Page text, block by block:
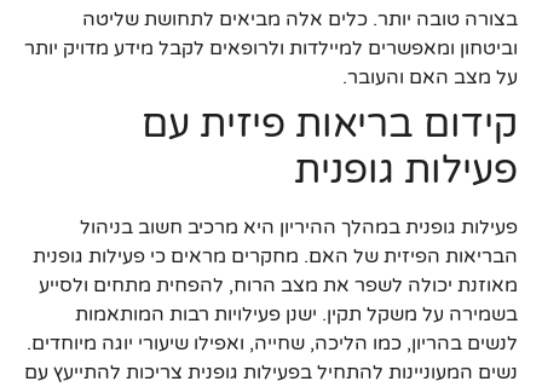
בצורה טובה יותר. כלים אלה מביאים לתחושת שליטה
וביטחון ומאפשרים למיילדות ולרופאים לקבל מידע מדויק יותר
על מצב האם והעובר.
קידום בריאות פיזית עם
פעילות גופנית
פעילות גופנית במהלך ההיריון היא מרכיב חשוב בניהול
הבריאות הפיזית של האם. מחקרים מראים כי פעילות גופנית
מאוזנת יכולה לשפר את מצב הרוח, להפחית מתחים ולסייע
בשמירה על משקל תקין. ישנן פעילויות רבות המותאמות
לנשים בהריון, כמו הליכה, שחייה, ואפילו שיעורי יוגה מיוחדים.
נשים המעוניינות להתחיל בפעילות גופנית צריכות להתייעץ עם